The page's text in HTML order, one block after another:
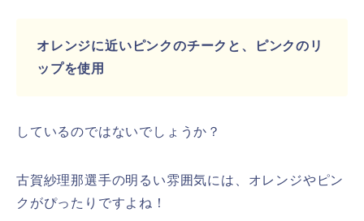
オレンジに近いピンクのチークと、ピンクのリ
ップを使用
しているのではないでしょうか？
古賀紗理那選手の明るい雰囲気には、オレンジやピン
クがぴったりですよね！